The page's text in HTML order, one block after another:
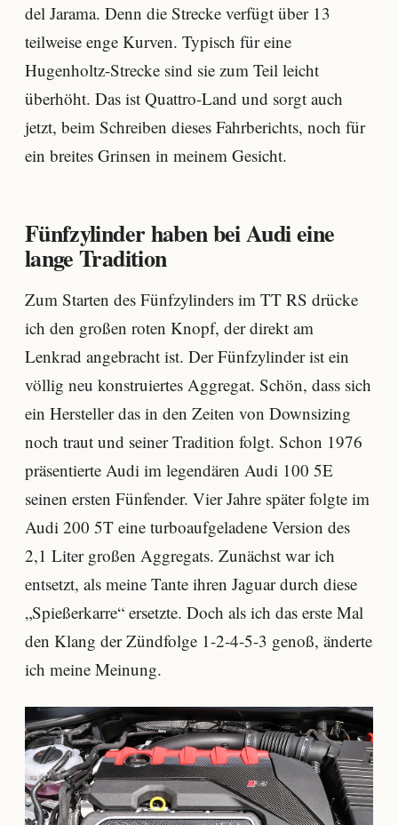
del Jarama. Denn die Strecke verfügt über 13
teilweise enge Kurven. Typisch für eine
Hugenholtz-Strecke sind sie zum Teil leicht
überhöht. Das ist Quattro-Land und sorgt auch
jetzt, beim Schreiben dieses Fahrberichts, noch für
ein breites Grinsen in meinem Gesicht.
Fünfzylinder haben bei Audi eine
lange Tradition
Zum Starten des Fünfzylinders im TT RS drücke
ich den großen roten Knopf, der direkt am
Lenkrad angebracht ist. Der Fünfzylinder ist ein
völlig neu konstruiertes Aggregat. Schön, dass sich
ein Hersteller das in den Zeiten von Downsizing
noch traut und seiner Tradition folgt. Schon 1976
präsentierte Audi im legendären Audi 100 5E
seinen ersten Fünfender. Vier Jahre später folgte im
Audi 200 5T eine turboaufgeladene Version des
2,1 Liter großen Aggregats. Zunächst war ich
entsetzt, als meine Tante ihren Jaguar durch diese
„Spießerkarre“ ersetzte. Doch als ich das erste Mal
den Klang der Zündfolge 1-2-4-5-3 genoß, änderte
ich meine Meinung.